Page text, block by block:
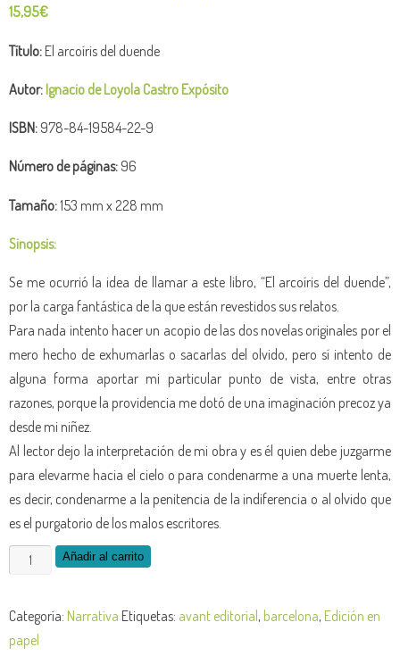
15,95€
Título:El arcoíris del duende
Autor:Ignacio de Loyola Castro Expósito
ISBN:978-84-19584-22-9
Número depáginas:96
Tamaño:153 mm x 228 mm
Sinopsis:
Se me ocurrió la idea de llamar a este libro, “El arcoíris del duende”,
por la carga fantástica de la que están revestidos sus relatos.
Para nada intento hacer un acopio de las dos novelas originales por el
mero hecho de exhumarlas o sacarlas del olvido, pero sí intento de
alguna forma aportar mi particular punto de vista, entre otras
razones, porque la providencia me dotó de una imaginación precoz ya
desde mi niñez.
Al lector dejo la interpretación de mi obra y es él quien debe juzgarme
para elevarme hacia el cielo o para condenarme a una muerte lenta,
es decir, condenarme a la penitencia de la indiferencia o al olvido que
es el purgatorio de los malos escritores.
duende
-
Añadir al carrito
Categoría: Narrativa Etiquetas: avant editorial, barcelona, Edición en
papel